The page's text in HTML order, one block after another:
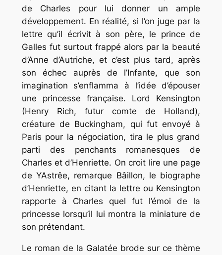
de Charles pour lui donner un ample
développement. En réalité, si l’on juge par la
lettre qu’il écrivit à son père, le prince de
Galles fut surtout frappé alors par la beauté
d’Anne d’Autriche, et c’est plus tard, après
son échec auprès de l’Infante, que son
imagination s’enflamma à l’idée d’épouser
une princesse française. Lord Kensington
(Henry Rich, futur comte de Holland),
créature de Buckingham, qui fut envoyé à
Paris pour la négociation, tira le plus grand
parti des penchants romanesques de
Charles et d’Henriette. On croit lire une page
de YAstrêe, remarque Bâillon, le biographe
d’Henriette, en citant la lettre ou Kensington
rapporte à Charles quel fut l’émoi de la
princesse lorsqu’il lui montra la miniature de
son prétendant.
Le roman de la Galatée brode sur ce thème